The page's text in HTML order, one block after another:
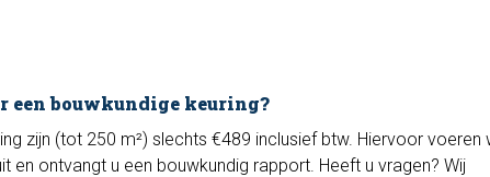
een bouwkundige keuring?
zijn (tot 250 m²) slechts €489 inclusief btw. Hiervoor voeren
en ontvangt u een bouwkundig rapport. Heeft u vragen? Wij